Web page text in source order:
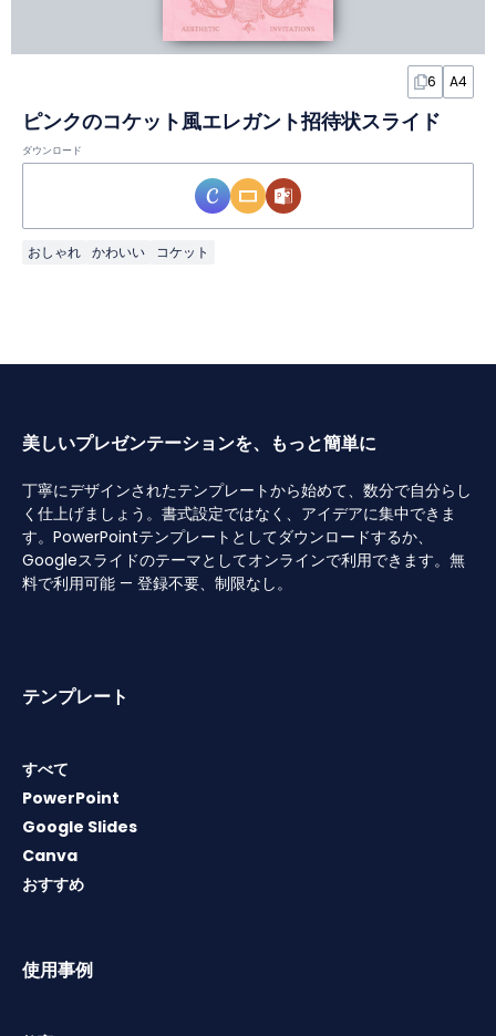
6 A4
ピンクのコケット風エレガント招待状スライド
ダウンロード
おしゃれ かわいい コケット
美しいプレゼンテーションを、もっと簡単に
丁寧にデザインされたテンプレートから始めて、数分で自分らし
く仕上げましょう。書式設定ではなく、アイデアに集中できま
す。PowerPointテンプレートとしてダウンロードするか、
Googleスライドのテーマとしてオンラインで利用できます。無
料で利用可能 — 登録不要、制限なし。
テンプレート
すべて
PowerPoint
Google Slides
Canva
おすすめ
使用事例